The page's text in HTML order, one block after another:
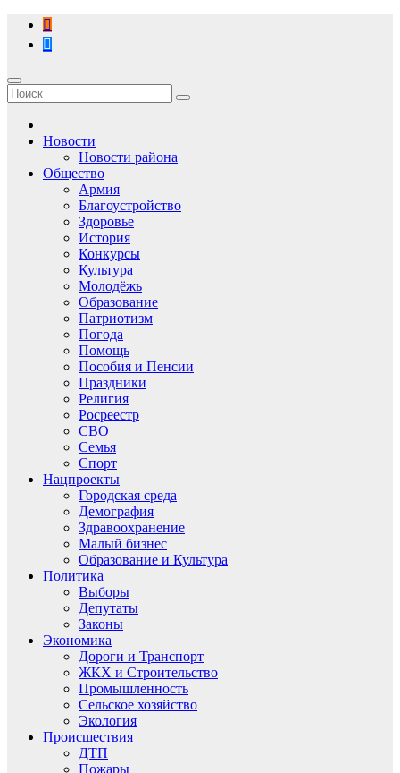
Перейти
содержимому
Новости
Новости района
Общество
Армия
Благоустройство
Здоровье
История
Конкурсы
Культура
Молодёжь
Образование
Патриотизм
Погода
Помощь
Пособия и Пенсии
Праздники
Религия
Росреестр
СВО
Семья
Спорт
Нацпроекты
Городская среда
Демография
Здравоохранение
Малый бизнес
Образование и Культура
Политика
Выборы
Депутаты
Законы
Экономика
Дороги и Транспорт
ЖКХ и Строительство
Промышленность
Сельское хозяйство
Экология
Происшествия
ДТП
Пожары